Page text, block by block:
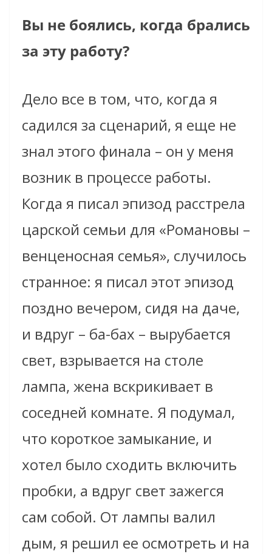
Вы не боялись, когда брались
за эту работу?
Дело все в том, что, когда я
садился за сценарий, я еще не
знал этого финала – он у меня
возник в процессе работы.
Когда я писал эпизод расстрела
царской семьи для «Романовы –
венценосная семья», случилось
странное: я писал этот эпизод
поздно вечером, сидя на даче,
и вдруг – ба-бах – вырубается
свет, взрывается на столе
лампа, жена вскрикивает в
соседней комнате. Я подумал,
что короткое замыкание, и
хотел было сходить включить
пробки, а вдруг свет зажегся
сам собой. От лампы валил
дым, я решил ее осмотреть и на